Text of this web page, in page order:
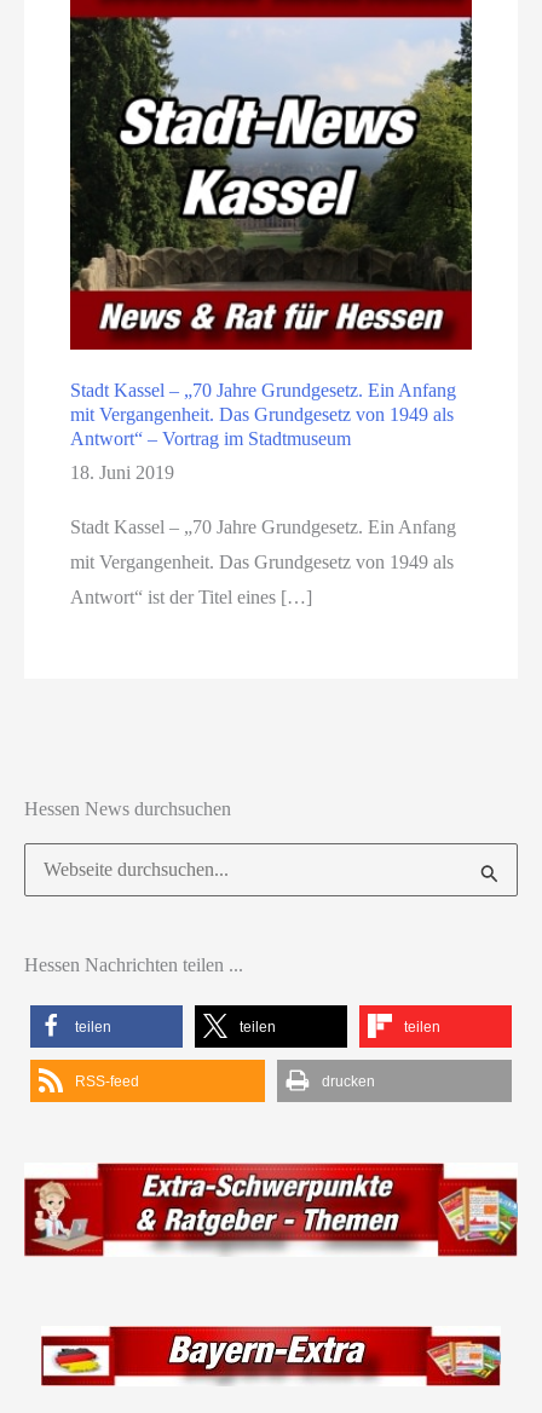
Stadt Kassel – „70 Jahre Grundgesetz. Ein Anfang
mit Vergangenheit. Das Grundgesetz von 1949 als
Antwort“ – Vortrag im Stadtmuseum
18. Juni 2019
Stadt Kassel – „70 Jahre Grundgesetz. Ein Anfang
mit Vergangenheit. Das Grundgesetz von 1949 als
Antwort“ ist der Titel eines […]
Hessen News durchsuchen
Suchen
nach:
Hessen Nachrichten teilen ...
teilen teilen teilen
RSS-feed drucken